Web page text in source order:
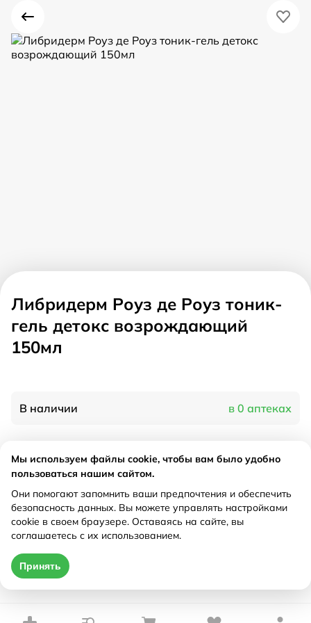
Либридерм Роуз де Роуз тоник-
гель детокс возрождающий
150мл
В наличии в 0 аптеках
Характеристики
Рецепт
Не требуется
Мы используем файлы cookie, чтобы вам было удобно
пользоваться нашим сайтом.
Они помогают запомнить ваши предпочтения и обеспечить
безопасность данных. Вы можете управлять настройками
cookie в своем браузере. Оставаясь на сайте, вы
соглашаетесь с их использованием.
Принять